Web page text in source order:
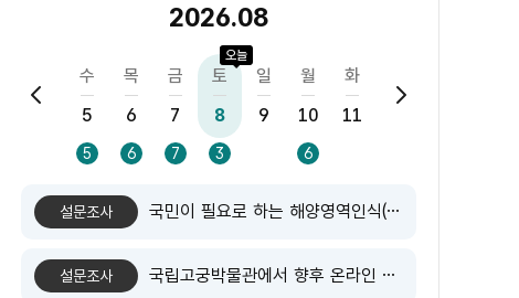
2026.08
수
5
5
목
6
6
금
7
7
토
8
오늘
3
일
9
월
10
6
화
11
설문조사 국민이 필요로 하는 해양영역인식(MDA) 기반 해양정보는 무엇일까요?
설문조사 국립고궁박물관에서 향후 온라인 비대면 교육 확대 시 참여하고 싶은 분야가 있다면 골라주세요.